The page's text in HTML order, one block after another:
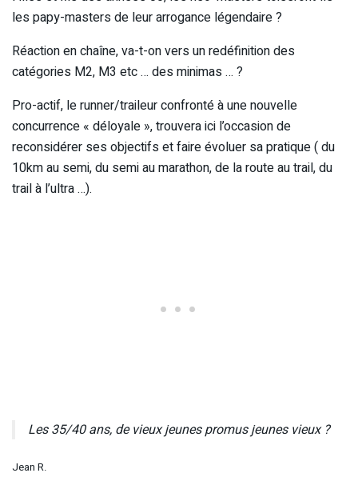
les papy-masters de leur arrogance légendaire ?
Réaction en chaîne, va-t-on vers un redéfinition des
catégories M2, M3 etc … des minimas … ?
Pro-actif, le runner/traileur confronté à une nouvelle
concurrence « déloyale », trouvera ici l’occasion de
reconsidérer ses objectifs et faire évoluer sa pratique ( du
10km au semi, du semi au marathon, de la route au trail, du
trail à l’ultra …).
Les 35/40 ans, de vieux jeunes promus jeunes vieux ?
Jean R.